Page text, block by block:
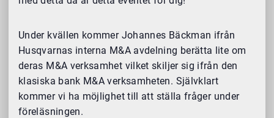
Under kvällen kommer Johannes Bäckman ifrån
Husqvarnas interna M&A avdelning berätta lite om
deras M&A verksamhet vilket skiljer sig ifrån den
klasiska bank M&A verksamheten. Självklart
kommer vi ha möjlighet till att ställa fråger under
föreläsningen.